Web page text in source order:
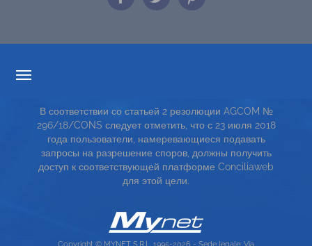
СЕРВИСНАЯ КАРТА
TOP RICERCHE
SITE MAP
В соответствии со статьей 2 резолюции AGCOM №
296/18/CONS следует отметить, что с 23 июля 2018
года пользователи, намеревающиеся подавать
запросы на разрешение споров, должны получить
доступ к соответствующей платформе Conciliaweb
для этой цели.